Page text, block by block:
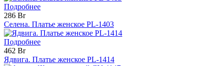
Подробнее
286 Br
Селена. Платье женское PL-1403
Подробнее
462 Br
Ядвига. Платье женское PL-1414